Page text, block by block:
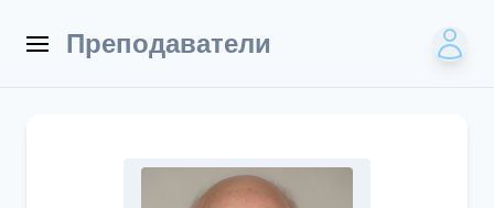
Преподаватели